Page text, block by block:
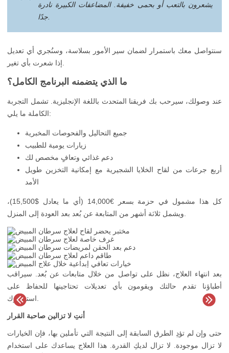
يشعرون بالتعب أو بحمى خفيفة. المضاعفات الكبيرة نادرة
سنتواصل معك باستمرار لضمان سير الأمور بسلاسة، وسنُجري أي تعديل
ما الذي يتضمنه البرنامج الكامل؟
عند وصولك، سيرحب بك فريقنا المتحدث باللغة الإنجليزية. تشمل التجربة
الكاملة ما يلي:
جميع التحاليل والفحوصات المخبرية
زيارات يومية للطبيب
دعم غذائي وتعافٍ مخصص لك
أربع جرعات من لقاح الخلايا الشجيرية مع إمكانية التخزين طويل
الأمد
كل هذا مشمول في حزمة بسعر €14,000 (أي ما يعادل $15,500)،
بعد انتهاء العلاج، نظل على تواصل من خلال متابعات عن بُعد. سيراقب
أطباؤنا تقدم حالتك ويقومون بأي تعديلات تحتاجينها للحفاظ على
أنتِ لا تزالين صاحبة القرار
حتى وإن لم تؤدِ الطرق السابقة إلى النتيجة التي تأملين بها، فإن الخيارات
لا تزال موجودة. لا تزال لديكِ القدرة. هذا العلاج يساعدك على استخدام